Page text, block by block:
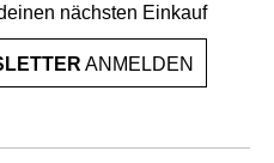
nächsten Einkauf
ANMELDEN